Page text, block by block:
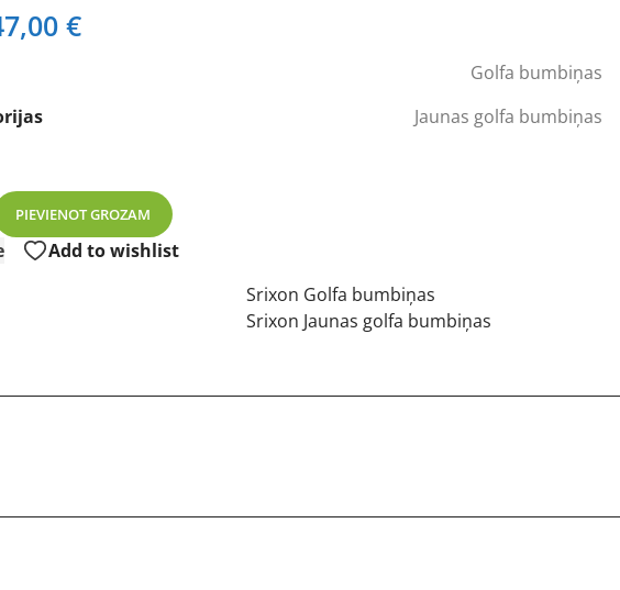
€.
€Current
Golfa bumbiņas
Jaunas golfa bumbiņas
Srixon Z-STAR 12-pack daudzums
PIEVIENOT GROZAM
Add to wishlist
Srixon Golfa bumbiņas
Srixon Jaunas golfa bumbiņas